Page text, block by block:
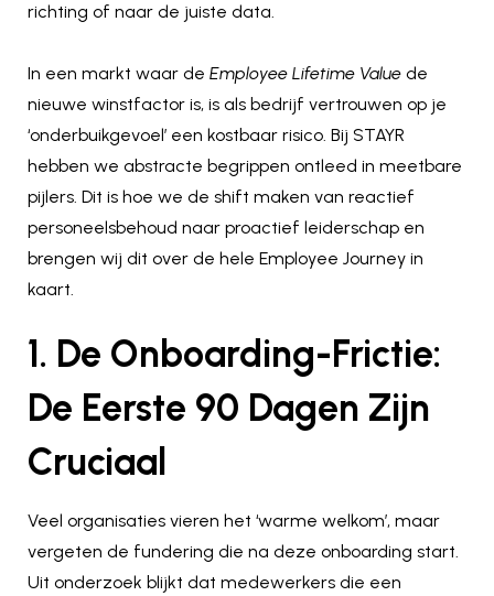
richting of naar de juiste data.
In een markt waar de Employee Lifetime Value de
nieuwe winstfactor is, is als bedrijf vertrouwen op je
‘onderbuikgevoel’ een kostbaar risico. Bij STAYR
hebben we abstracte begrippen ontleed in meetbare
pijlers. Dit is hoe we de shift maken van reactief
personeelsbehoud naar proactief leiderschap en
brengen wij dit over de hele Employee Journey in
kaart.
1. De Onboarding-Frictie:
De Eerste 90 Dagen Zijn
Cruciaal
Veel organisaties vieren het ‘warme welkom’, maar
vergeten de fundering die na deze onboarding start.
Uit onderzoek blijkt dat medewerkers die een